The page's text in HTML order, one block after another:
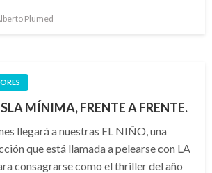
Plumed
MÍNIMA, FRENTE A FRENTE.
llegará a nuestras EL NIÑO, una
que está llamada a pelearse con LA
consagrarse como el thriller del año